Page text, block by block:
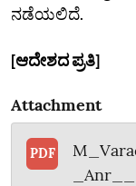
ನಡೆಯಲಿದೆ.
[ಆದೇಶದ ಪ್ರತಿ]
Attachment
PDF
_Anr__